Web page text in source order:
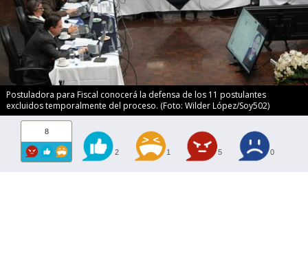
Postuladora para Fiscal conocerá la defensa de los 11 postulantes
excluidos temporalmente del proceso. (Foto: Wilder López/Soy502)
8
2 1 5 0